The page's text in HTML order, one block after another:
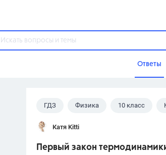
Ответы
Популярные темы
ГДЗ Физика 10 класс
Катя Kitti
Первый закон